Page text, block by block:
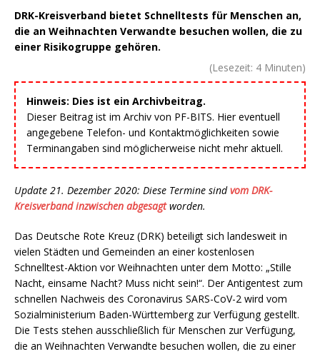
DRK-Kreisverband bietet Schnelltests für Menschen an,
die an Weihnachten Verwandte besuchen wollen, die zu
einer Risikogruppe gehören.
(Lesezeit: 4 Minuten)
Hinweis: Dies ist ein Archivbeitrag.
Dieser Beitrag ist im Archiv von PF-BITS. Hier eventuell
angegebene Telefon- und Kontaktmöglichkeiten sowie
Terminangaben sind möglicherweise nicht mehr aktuell.
Update 21. Dezember 2020: Diese Termine sindvom DRK-
Kreisverband inzwischen abgesagtworden.
Das Deutsche Rote Kreuz (DRK) beteiligt sich landesweit in
vielen Städten und Gemeinden an einer kostenlosen
Schnelltest-Aktion vor Weihnachten unter dem Motto: „Stille
Nacht, einsame Nacht? Muss nicht sein!“. Der Antigentest zum
schnellen Nachweis des Coronavirus SARS-CoV-2 wird vom
Sozialministerium Baden-Württemberg zur Verfügung gestellt.
Die Tests stehen ausschließlich für Menschen zur Verfügung,
die an Weihnachten Verwandte besuchen wollen, die zu einer